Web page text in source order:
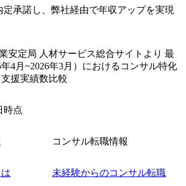
定承諾し、弊社経由で年収アップを実現
安定局 人材サービス総合サイトより 最
年4月~2026年3月）におけるコンサル特化
援実績数比較
時点
コンサル転職情報
未経験からのコンサル転職